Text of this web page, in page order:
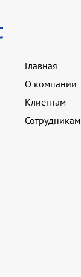
Главная
О компании
Клиентам
Сотрудникам